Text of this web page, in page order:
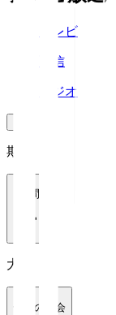
テレビ
配信
ラジオ
期間
1週間
大会
全ての大会